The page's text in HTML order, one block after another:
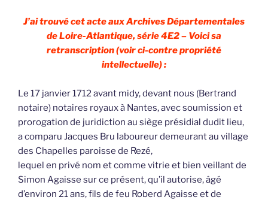
J’ai trouvé cet acte aux Archives Départementales
de Loire-Atlantique, série 4E2 – Voici sa
retranscription (voir ci-contre propriété
intellectuelle) :
Le 17 janvier 1712 avant midy, devant nous (Bertrand
notaire) notaires royaux à Nantes, avec soumission et
prorogation de juridiction au siège présidial dudit lieu,
a comparu Jacques Bru laboureur demeurant au village
des Chapelles paroisse de Rezé,
lequel en privé nom et comme vitrie et bien veillant de
Simon Agaisse sur ce présent, qu’il autorise, âgé
d’environ 21 ans, fils de feu Roberd Agaisse et de